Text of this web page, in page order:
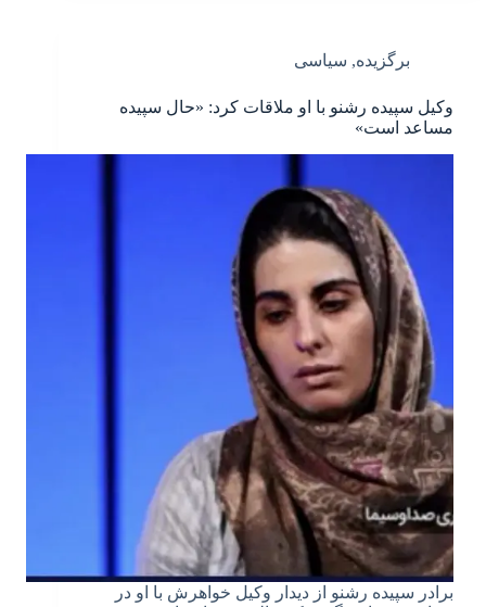
برگزیده, سیاسی
وکیل سپیده رشنو با او ملاقات کرد: «حال سپیده
مساعد است»
برادر سپیده رشنو از دیدار وکیل خواهرش با او در